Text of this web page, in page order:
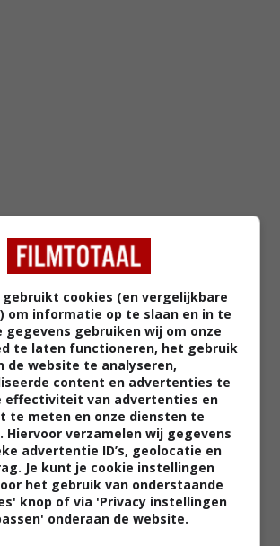
Hanks) is een jonge FBI-agent
zaak wordt gezet. Hij moet zijn
(Meg Ryan) en haar nieuwe vriend
Banderas) bespioneren, omdat zij
zijn bij een kapitale internationale
Homeland Security
George Gallo.
gebruikt cookies (en vergelijkbare
om informatie op te slaan en in te
gegevens gebruiken wij om onze
te laten functioneren, het gebruik
de website te analyseren,
content en advertenties te
effectiviteit van advertenties en
te meten en onze diensten te
Hiervoor verzamelen wij gegevens
advertentie ID’s, geolocatie en
Je kunt je cookie instellingen
het gebruik van onderstaande
knop of via 'Privacy instellingen
onderaan de website.